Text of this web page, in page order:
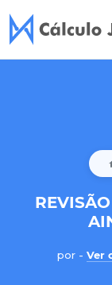
por - Ver